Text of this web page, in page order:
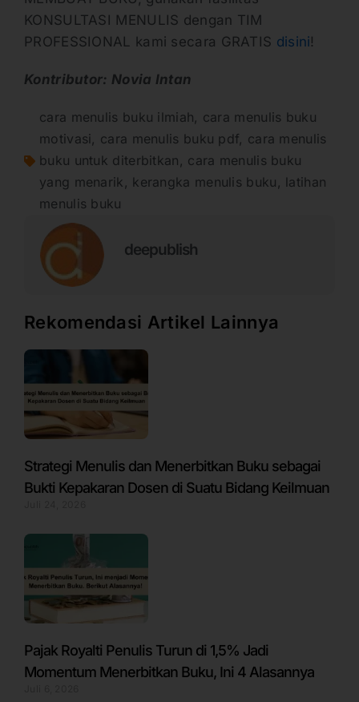
KONSULTASI MENULIS dengan TIM
PROFESSIONAL kami secara GRATIS disini!
Kontributor: Novia Intan
cara menulis buku ilmiah, cara menulis buku
motivasi, cara menulis buku pdf, cara menulis
buku untuk diterbitkan , cara menulis buku
yang menarik , kerangka menulis buku , latihan
menulis buku
deepublish
Rekomendasi Artikel Lainnya
Strategi Menulis dan Menerbitkan Buku sebagai
Bukti Kepakaran Dosen di Suatu Bidang Keilmuan
Pajak Royalti Penulis Turun di 1,5% Jadi
Momentum Menerbitkan Buku, Ini 4 Alasannya